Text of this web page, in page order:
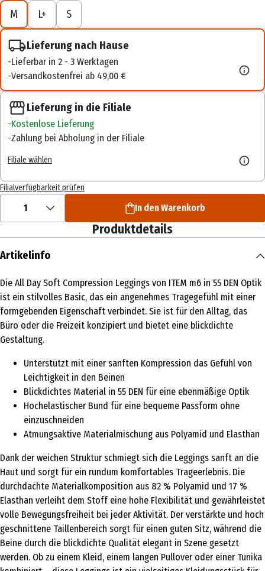
M L+ S
Lieferung nach Hause
Lieferbar in 2 - 3 Werktagen
Versandkostenfrei ab 49,00 €
Lieferung in die Filiale
Kostenlose Lieferung
Zahlung bei Abholung in der Filiale
Filiale wählen
Filialverfügbarkeit prüfen
1 In den Warenkorb
Produktdetails
Artikelinfo
Die All Day Soft Compression Leggings von ITEM m6 in 55 DEN Optik
ist ein stilvolles Basic, das ein angenehmes Tragegefühl mit einer
formgebenden Eigenschaft verbindet. Sie ist für den Alltag, das
Büro oder die Freizeit konzipiert und bietet eine blickdichte
Gestaltung.
Unterstützt mit einer sanften Kompression das Gefühl von
Leichtigkeit in den Beinen
Blickdichtes Material in 55 DEN für eine ebenmäßige Optik
Hochelastischer Bund für eine bequeme Passform ohne
einzuschneiden
Atmungsaktive Materialmischung aus Polyamid und Elasthan
Dank der weichen Struktur schmiegt sich die Leggings sanft an die
Haut und sorgt für ein rundum komfortables Trageerlebnis. Die
durchdachte Materialkomposition aus 82 % Polyamid und 17 %
Elasthan verleiht dem Stoff eine hohe Flexibilität und gewährleistet
volle Bewegungsfreiheit bei jeder Aktivität. Der verstärkte und hoch
geschnittene Taillenbereich sorgt für einen guten Sitz, während die
Beine durch die blickdichte Qualität elegant in Szene gesetzt
werden. Ob zu einem Kleid, einem langen Pullover oder einer Tunika